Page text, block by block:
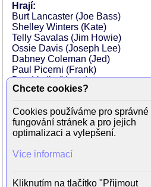
Hrají:
Burt Lancaster (Joe Bass)
Shelley Winters (Kate)
Telly Savalas (Jim Howie)
Ossie Davis (Joseph Lee)
Dabney Coleman (Jed)
Paul Picerni (Frank)
Dan Vadis (Yuma)
Armando Silvestre (Two Crows)
Tony Epper (lovec skalpů)
Chuck Roberson (lovec skalpů)
John Epper (lovec skalpů)
Gregorio Acosta (lovec skalpů)
Chcete cookies?
Cookies používáme pro správné
fungování stránek a pro jejich
optimalizaci a vylepšení.
Více informací
Kliknutím na tlačítko "Přijmout